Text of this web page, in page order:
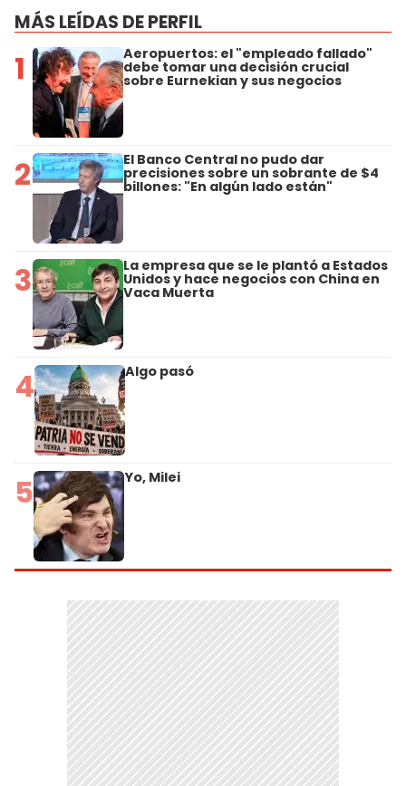
MÁS LEÍDAS DE PERFIL
1 Aeropuertos: el "empleado fallado"
debe tomar una decisión crucial
sobre Eurnekian y sus negocios
2 El Banco Central no pudo dar
precisiones sobre un sobrante de $4
billones: "En algún lado están"
3 La empresa que se le plantó a Estados
Unidos y hace negocios con China en
Vaca Muerta
4 Algo pasó
5 Yo, Milei